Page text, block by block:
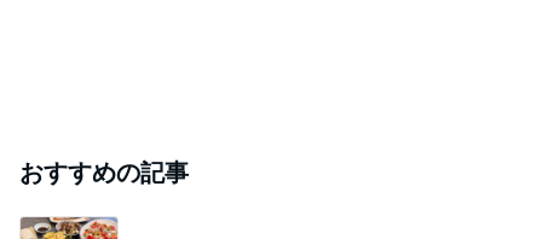
おすすめの記事